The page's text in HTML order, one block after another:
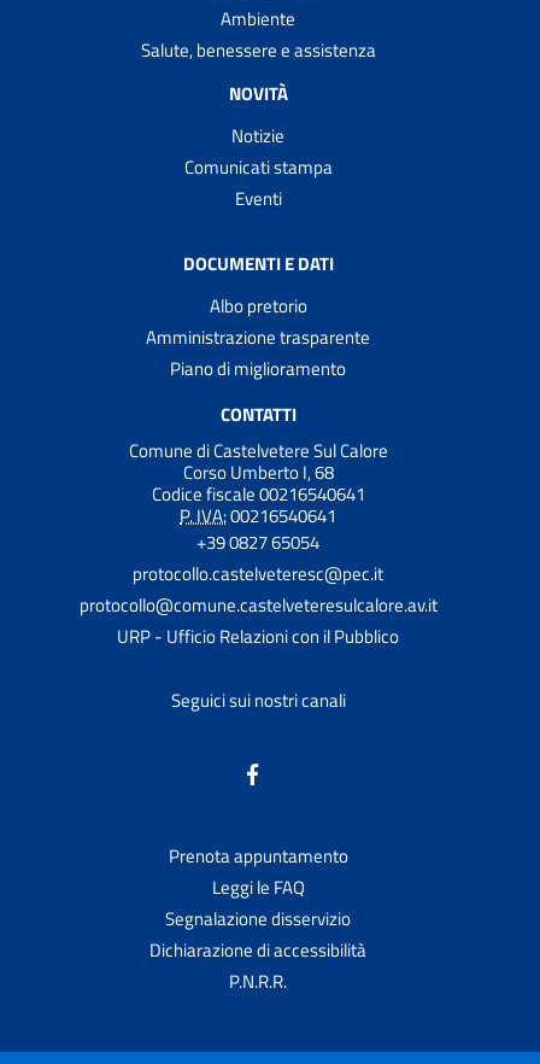
Ambiente
Salute, benessere e assistenza
NOVITÀ
Notizie
Comunicati stampa
Eventi
DOCUMENTI E DATI
Albo pretorio
Amministrazione trasparente
Piano di miglioramento
CONTATTI
Comune di Castelvetere Sul Calore
Corso Umberto I, 68
Codice fiscale 00216540641
P. IVA:00216540641
+39 0827 65054
protocollo.castelveteresc@pec.it
protocollo@comune.castelveteresulcalore.av.it
URP - Ufficio Relazioni con il Pubblico
Seguici sui nostri canali
Prenota appuntamento
Leggi le FAQ
Segnalazione disservizio
Dichiarazione di accessibilità
P.N.R.R.